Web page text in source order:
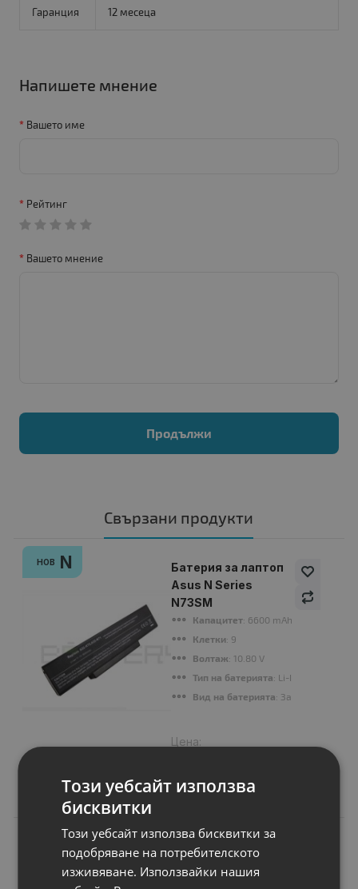
Гаранция 12 месеца
Напишете мнение
Вашето име
Рейтинг
Вашето мнение
Продължи
Свързани продукти
НОВ N
Батерия за лаптоп
Asus N Series
N73SM
Капацитет: 6600 mAh
Клетки: 9
Волтаж: 10.80 V
Тип на батерията: Li-Ion
Вид на батерията: Заместител
Цена:
86.06 лв.
Подобни продукти
Този уебсайт използва
бисквитки
Този уебсайт използва бисквитки за
подобряване на потребителското
изживяване. Използвайки нашия